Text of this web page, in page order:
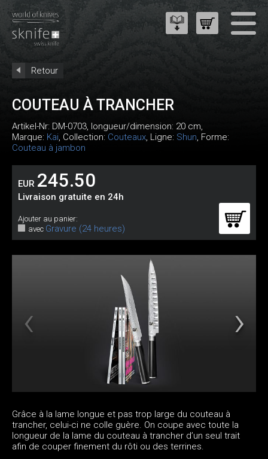
Retour
COUTEAU À TRANCHER
Artikel-Nr: DM-0703, longueur/dimension: 20 cm,
Marque: Kai, Collection: Couteaux, Ligne: Shun, Forme:
Couteau à jambon
EUR 245.50
Livraison gratuite en 24h
Ajouter au panier:
avec Gravure (24 heures)
Grâce à la lame longue et pas trop large du couteau à
trancher, celui-ci ne colle guère. On coupe avec toute la
longueur de la lame du couteau à trancher d’un seul trait
afin de couper finement du rôti ou des terrines.